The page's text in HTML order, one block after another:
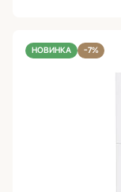
НОВИНКА -7%